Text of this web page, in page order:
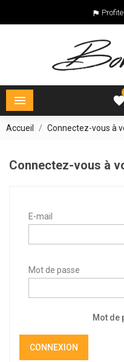


Accueil Connectez-vous à
Connectez-vous à
E-mail
Mot de passe
Mot de
CONNEXION